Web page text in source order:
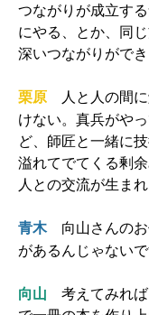
つながりが成立す
にやる、とか、同
深いつながりがで
栗原 人と人の間に
けない。真兵がや
ど、師匠と一緒に
溢れてでてくる剰
人との交流が生ま
青木向山さんのお
があるんじゃないで
向山 考えてみれ